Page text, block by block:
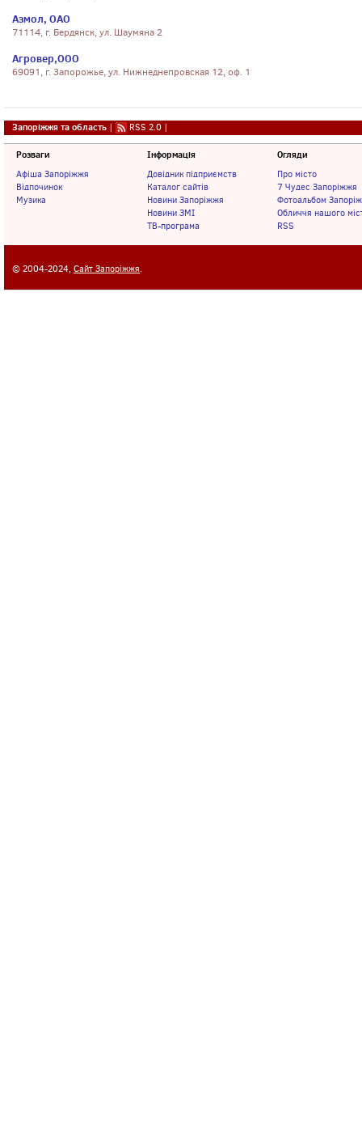
Азмол, ОАО
71114, г. Бердянск, ул. Шаумяна 2
Агровер,ООО
69091, г. Запорожье, ул. Нижнеднепровская 12, оф. 1
Запоріжжя та область | RSS 2.0 |
Розваги
Афіша Запоріжжя
Відпочинок
Музика
Інформація
Довідник підприємств
Каталог сайтів
Новини Запоріжжя
Новини ЗМІ
ТВ-програма
Огляди
Про місто
7 Чудес Запоріжжя
Фотоальбом
Обличчя нашого
RSS
© 2004-2024, Сайт Запоріжжя.